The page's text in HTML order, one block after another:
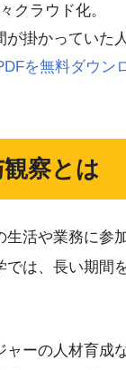
クラウド化。
掛かっていた
を無料ダウン
察とは
活や業務に参
は、長い期間
ーの人材育成